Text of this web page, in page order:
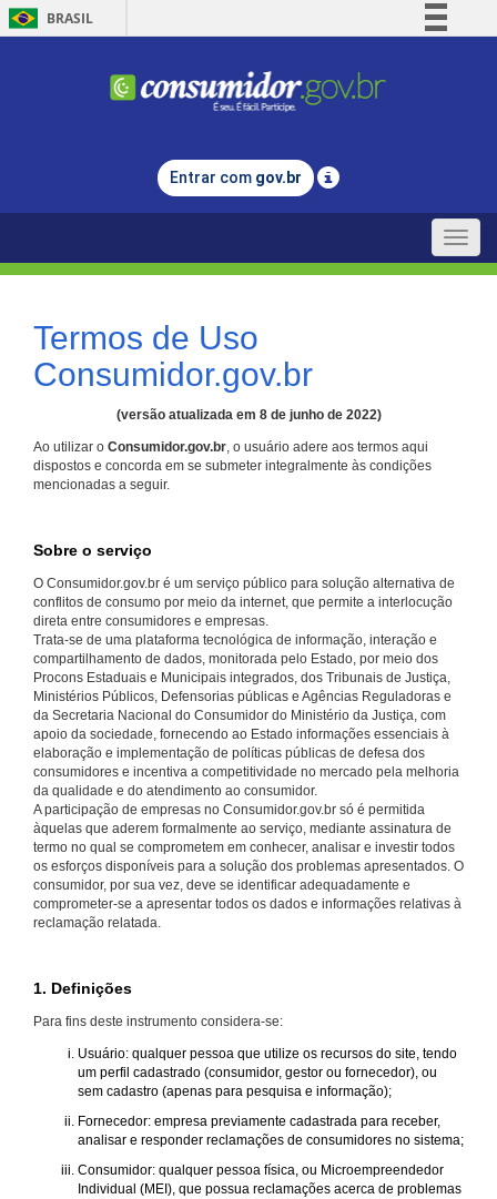
BRASIL
Comunica BR
Legislação
Entrar com gov.br
Toggle
Termos de Uso
Consumidor.gov.br
(versão atualizada em 8 de junho de 2022)
Ao utilizar o Consumidor.gov.br, o usuário adere aos termos aqui
dispostos e concorda em se submeter integralmente às condições
mencionadas a seguir.
Sobre o serviço
O Consumidor.gov.br é um serviço público para solução alternativa de
conflitos de consumo por meio da internet, que permite a interlocução
direta entre consumidores e empresas.
Trata-se de uma plataforma tecnológica de informação, interação e
compartilhamento de dados, monitorada pelo Estado, por meio dos
Procons Estaduais e Municipais integrados, dos Tribunais de Justiça,
Ministérios Públicos, Defensorias públicas e Agências Reguladoras e
da Secretaria Nacional do Consumidor do Ministério da Justiça, com
apoio da sociedade, fornecendo ao Estado informações essenciais à
elaboração e implementação de políticas públicas de defesa dos
consumidores e incentiva a competitividade no mercado pela melhoria
da qualidade e do atendimento ao consumidor.
A participação de empresas no Consumidor.gov.br só é permitida
àquelas que aderem formalmente ao serviço, mediante assinatura de
termo no qual se comprometem em conhecer, analisar e investir todos
os esforços disponíveis para a solução dos problemas apresentados. O
consumidor, por sua vez, deve se identificar adequadamente e
comprometer-se a apresentar todos os dados e informações relativas à
reclamação relatada.
1. Definições
Para fins deste instrumento considera-se:
Usuário: qualquer pessoa que utilize os recursos do site, tendo
um perfil cadastrado (consumidor, gestor ou fornecedor), ou
sem cadastro (apenas para pesquisa e informação);
Fornecedor: empresa previamente cadastrada para receber,
analisar e responder reclamações de consumidores no sistema;
Consumidor: qualquer pessoa física, ou Microempreendedor
Individual (MEI), que possua reclamações acerca de problemas